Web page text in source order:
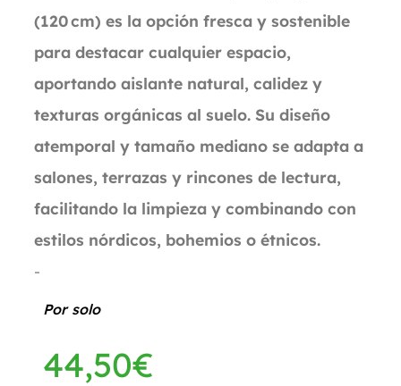
(120 cm) es la opción fresca y sostenible
para destacar cualquier espacio,
aportando aislante natural, calidez y
texturas orgánicas al suelo. Su diseño
atemporal y tamaño mediano se adapta a
salones, terrazas y rincones de lectura,
facilitando la limpieza y combinando con
estilos nórdicos, bohemios o étnicos.
-
Por solo
44,50€